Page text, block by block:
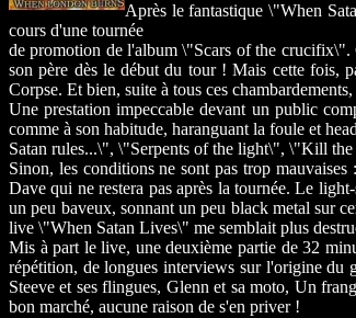
Après le fantastique \"When
cours d'une tournée
de promotion de l'album \"Scars of the crucifix\".
son père dès le début du tour ! Mais cette fois,
Corpse. Et bien, suite à tous ces
Une prestation impeccable devant un public
comme à son habitude, haranguant la foule et
Satan rules...\", \"Serpents of the light\", \"Kill
Sinon, les conditions ne sont pas trop
Dave qui ne restera pas après la tournée. Le
un peu baveux, sonnant un peu black metal sur
live \"When Satan Lives\" me semblait plus
Mis à part le live, une deuxième partie de 32
répétition, de longues interviews sur l'origine du
Steeve et ses flingues, Glenn et sa moto, Un
bon marché, aucune raison de s'en priver !